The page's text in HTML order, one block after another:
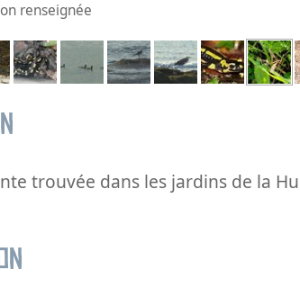
renseignée
trouvée dans les jardins de la